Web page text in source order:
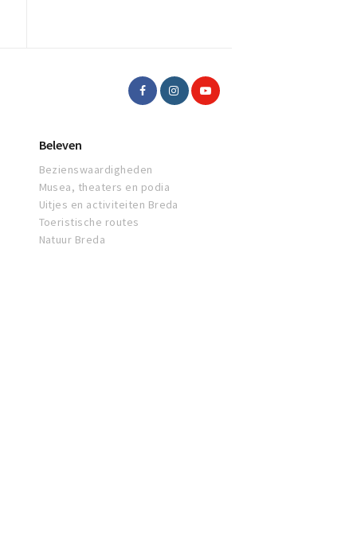
Beleven
Bezienswaardigheden
Musea, theaters en podia
Uitjes en activiteiten Breda
Toeristische routes
Natuur Breda